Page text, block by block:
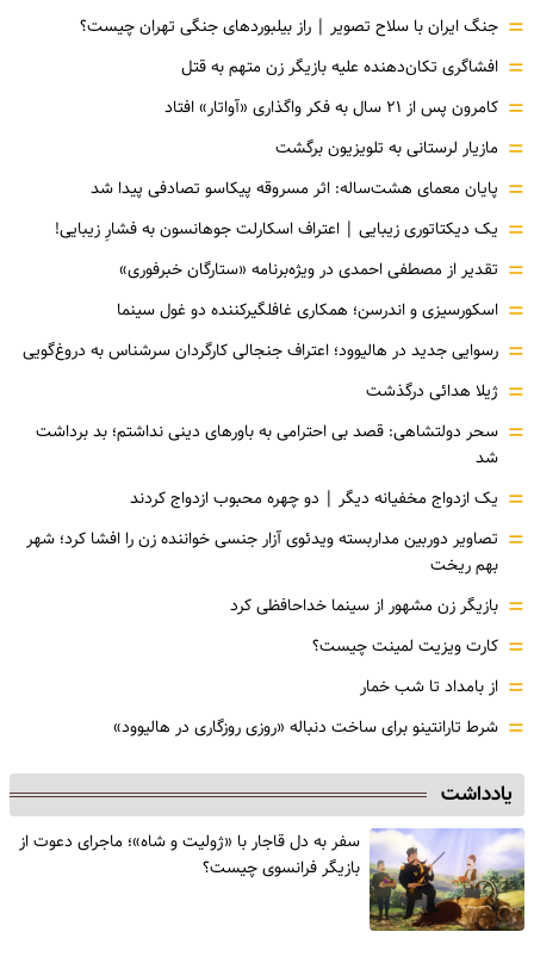
= جنگ ایران با سلاح تصویر | راز بیلبوردهای جنگی تهران چیست؟
= افشاگری‌ تکان‌دهنده علیه بازیگر زن متهم به قتل
= کامرون پس از ۲۱ سال به فکر واگذاری «آواتار» افتاد
= مازیار لرستانی به تلویزیون برگشت
= پایان معمای هشت‌ساله: اثر مسروقه پیکاسو تصادفی پیدا شد
= یک دیکتاتوری زیبایی | اعتراف اسکارلت جوهانسون به فشارِ زیبایی!
= تقدیر از مصطفی احمدی در ویژه‌برنامه «ستارگان خبرفوری»
= اسکورسیزی و اندرسن؛ همکاری غافلگیرکننده دو غول سینما
= رسوایی جدید در هالیوود؛ اعتراف جنجالی کارگردان سرشناس به دروغ‌گویی
= ژیلا هدائی درگذشت
= سحر دولتشاهی: قصد بی احترامی به باورهای دینی نداشتم؛ بد برداشت
شد
= یک ازدواج مخفیانه دیگر | دو چهره محبوب ازدواج کردند
= تصاویر دوربین مداربسته ویدئوی آزار جنسی خواننده زن را افشا کرد؛ شهر
بهم ریخت
= بازیگر زن مشهور از سینما خداحافظی کرد
= کارت ویزیت لمینت چیست؟
= از بامداد تا شب خمار
= شرط تارانتینو برای ساخت دنباله «روزی روزگاری در هالیوود»
یادداشت
سفر به دل قاجار با «ژولیت و شاه»؛ ماجرای دعوت از
‌بازیگر فرانسوی چیست؟